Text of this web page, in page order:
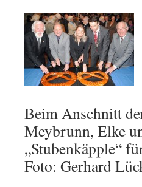
Beim Anschnitt
Meybrunn, Elke
„Stubenkäpple“
Foto: Gerhard